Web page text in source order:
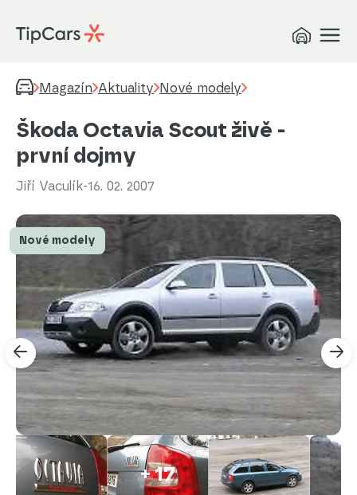
Magazín Aktuality Nové modely
Škoda Octavia Scout živě -
první dojmy
Jiří Vaculík-16. 02. 2007
+ 17
Nové modely